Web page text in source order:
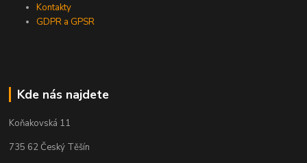
Kontakty
GDPR a GPSR
Kde nás najdete
Koňakovská 11
735 62 Český Těšín